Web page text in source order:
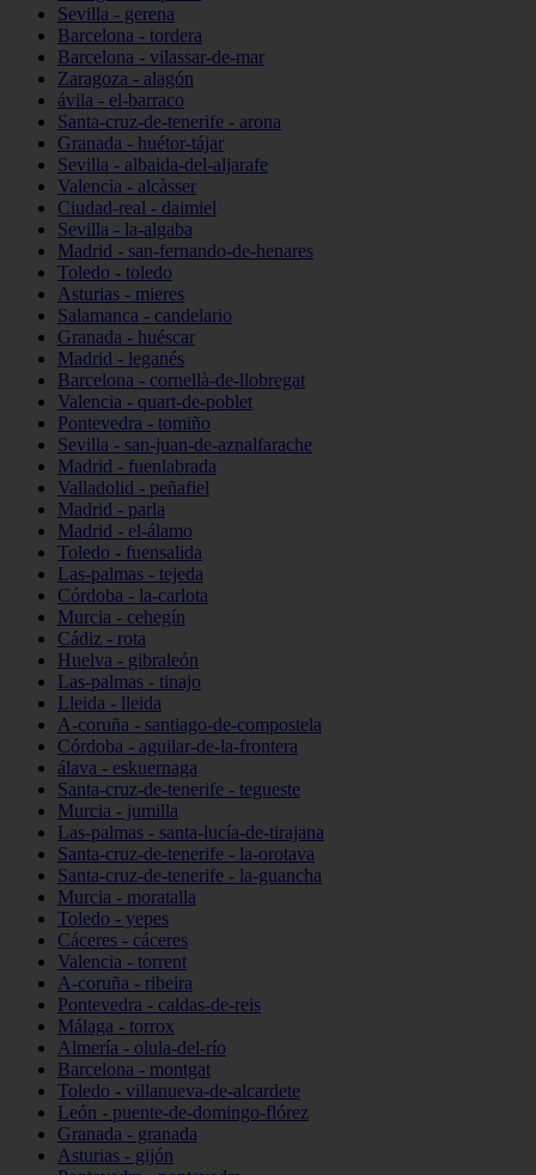
Sevilla - gerena
Barcelona - tordera
Barcelona - vilassar-de-mar
Zaragoza - alagón
ávila - el-barraco
Santa-cruz-de-tenerife - arona
Granada - huétor-tájar
Sevilla - albaida-del-aljarafe
Valencia - alcàsser
Ciudad-real - daimiel
Sevilla - la-algaba
Madrid - san-fernando-de-henares
Toledo - toledo
Asturias - mieres
Salamanca - candelario
Granada - huéscar
Madrid - leganés
Barcelona - cornellà-de-llobregat
Valencia - quart-de-poblet
Pontevedra - tomiño
Sevilla - san-juan-de-aznalfarache
Madrid - fuenlabrada
Valladolid - peñafiel
Madrid - parla
Madrid - el-álamo
Toledo - fuensalida
Las-palmas - tejeda
Córdoba - la-carlota
Murcia - cehegín
Cádiz - rota
Huelva - gibraleón
Las-palmas - tinajo
Lleida - lleida
A-coruña - santiago-de-compostela
Córdoba - aguilar-de-la-frontera
álava - eskuernaga
Santa-cruz-de-tenerife - tegueste
Murcia - jumilla
Las-palmas - santa-lucía-de-tirajana
Santa-cruz-de-tenerife - la-orotava
Santa-cruz-de-tenerife - la-guancha
Murcia - moratalla
Toledo - yepes
Cáceres - cáceres
Valencia - torrent
A-coruña - ribeira
Pontevedra - caldas-de-reis
Málaga - torrox
Almería - olula-del-río
Barcelona - montgat
Toledo - villanueva-de-alcardete
León - puente-de-domingo-flórez
Granada - granada
Asturias - gijón